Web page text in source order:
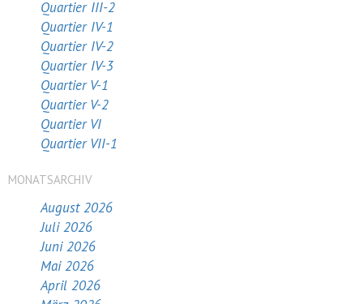
Quartier III-2
Quartier IV-1
Quartier IV-2
Quartier IV-3
Quartier V-1
Quartier V-2
Quartier VI
Quartier VII-1
MONATSARCHIV
August 2026
Juli 2026
Juni 2026
Mai 2026
April 2026